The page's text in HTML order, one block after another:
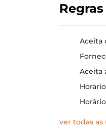
Aceita
Aceita
ver todas as